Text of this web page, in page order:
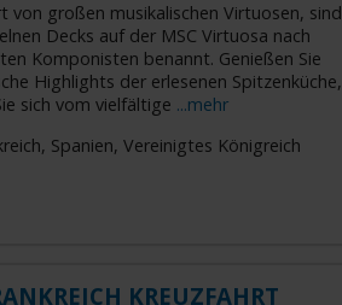
von großen musikalischen Virtuosen, sind
Decks auf der MSC Virtuosa nach
Komponisten benannt. Genießen Sie
Highlights der erlesenen Spitzenküche,
sich vom vielfältige ...mehr
Spanien, Vereinigtes Königreich
KREUZFAHRT